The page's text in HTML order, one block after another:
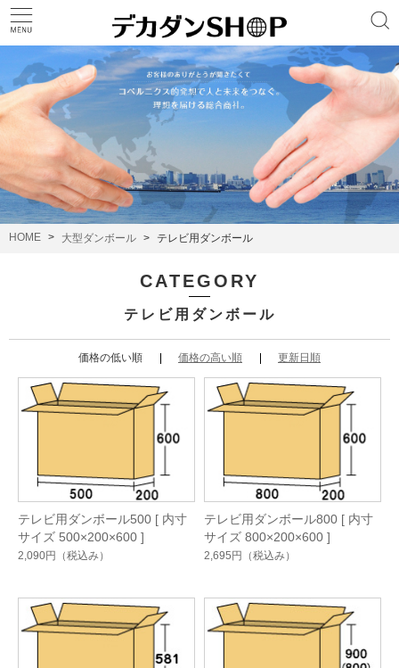
HOME 大型ダンボール テレビ用ダンボール
CATEGORY
テレビ用ダンボール
価格の低い順 価格の高い順 更新日順
テレビ用ダンボール500 [ 内寸
サイズ 500×200×600 ]
2,090円 （税込み）
テレビ用ダンボール800 [ 内寸
サイズ 800×200×600 ]
2,695円 （税込み）